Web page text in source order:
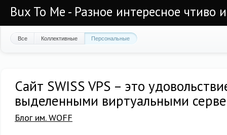
Bux To Me - Разное интересное чтиво
Все Коллективные Персональные
Сайт SWISS VPS – это
выделенными виртуальными
Блог им. WOFF